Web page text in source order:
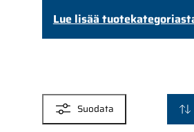
Lue lisää
Suodata